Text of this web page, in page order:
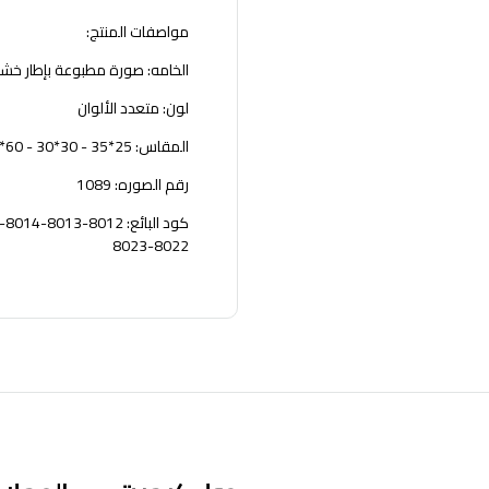
مواصفات المنتج:
الخامه: صورة مطبوعة بإطار
لون: متعدد الألوان
المقاس: 25*35 - 30*30 - 60*45 - 60*60 - 76*51 - 86*127 سم
رقم الصوره: 1089
8022-8023